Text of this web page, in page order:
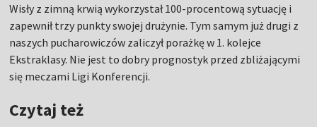
Wisły z zimną krwią wykorzystał 100-procentową sytuację i
zapewnił trzy punkty swojej drużynie. Tym samym już drugi z
naszych pucharowiczów zaliczył porażkę w 1. kolejce
Ekstraklasy. Nie jest to dobry prognostyk przed zbliżającymi
się meczami Ligi Konferencji.
Czytaj też